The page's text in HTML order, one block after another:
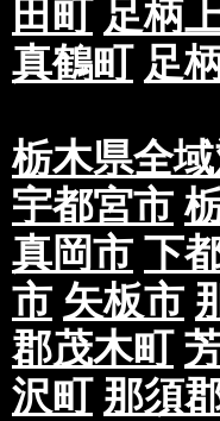
田町 足柄
真鶴町 足
栃木県全
宇都宮市
真岡市 下
市 矢板市
郡茂木町
沢町 那須